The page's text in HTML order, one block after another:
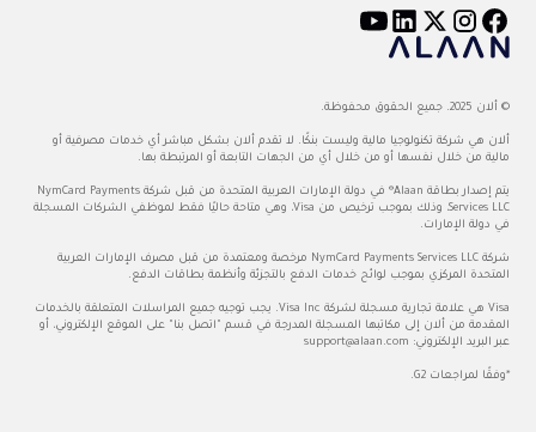
© ألان 2025. جميع الحقوق محفوظة.
ألان هي شركة تكنولوجيا مالية وليست بنكًا. لا تقدم ألان بشكل مباشر أي خدمات مصرفية أو
مالية من خلال نفسها أو من خلال أي من الجهات التابعة أو المرتبطة بها.
يتم إصدار بطاقة Alaan® في دولة الإمارات العربية المتحدة من قبل شركة NymCard Payments
Services LLC، وذلك بموجب ترخيص من Visa، وهي متاحة حاليًا فقط لموظفي الشركات المسجلة
في دولة الإمارات.
شركة NymCard Payments Services LLC مرخصة ومعتمدة من قبل مصرف الإمارات العربية
المتحدة المركزي بموجب لوائح خدمات الدفع بالتجزئة وأنظمة بطاقات الدفع.
Visa هي علامة تجارية مسجلة لشركة Visa Inc. يجب توجيه جميع المراسلات المتعلقة بالخدمات
المقدمة من ألان إلى مكاتبها المسجلة المدرجة في قسم "اتصل بنا" على الموقع الإلكتروني، أو
عبر البريد الإلكتروني: support@alaan.com
*وفقًا لمراجعات G2.